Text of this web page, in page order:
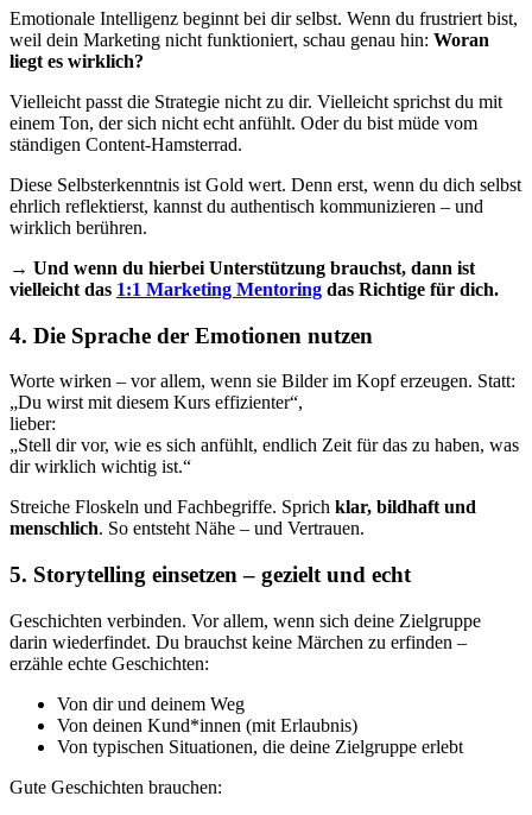
Emotionale Intelligenz beginnt bei dir selbst. Wenn du frustriert bist,
weil dein Marketing nicht funktioniert, schau genau hin: Woran
liegt es wirklich?
Vielleicht passt die Strategie nicht zu dir. Vielleicht sprichst du mit
einem Ton, der sich nicht echt anfühlt. Oder du bist müde vom
ständigen Content-Hamsterrad.
Diese Selbsterkenntnis ist Gold wert. Denn erst, wenn du dich selbst
ehrlich reflektierst, kannst du authentisch kommunizieren – und
wirklich berühren.
→ Und wenn du hierbei Unterstützung brauchst, dann ist
vielleicht das 1:1 Marketing Mentoring das Richtige für dich.
4. Die Sprache der Emotionen nutzen
Worte wirken – vor allem, wenn sie Bilder im Kopf erzeugen. Statt:
„Du wirst mit diesem Kurs effizienter“,
lieber:
„Stell dir vor, wie es sich anfühlt, endlich Zeit für das zu haben, was
dir wirklich wichtig ist.“
Streiche Floskeln und Fachbegriffe. Sprich klar, bildhaft und
menschlich. So entsteht Nähe – und Vertrauen.
5. Storytelling einsetzen – gezielt und echt
Geschichten verbinden. Vor allem, wenn sich deine Zielgruppe
darin wiederfindet. Du brauchst keine Märchen zu erfinden –
erzähle echte Geschichten:
Von dir und deinem Weg
Von deinen Kund*innen (mit Erlaubnis)
Von typischen Situationen, die deine Zielgruppe erlebt
Gute Geschichten brauchen: